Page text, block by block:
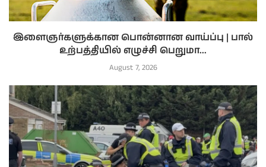
இளைஞர்களுக்கான பொன்னான வாய்ப்பு | பால்
உற்பத்தியில் எழுச்சி பெறுமா...
August 7, 2026